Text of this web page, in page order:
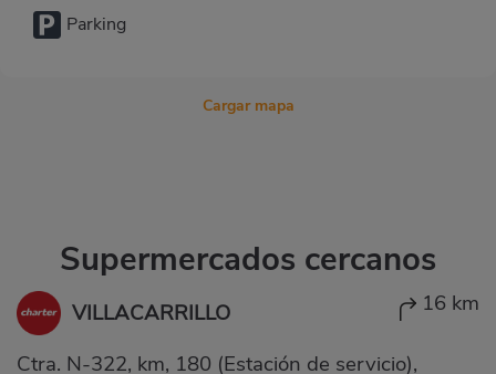
Parking
Cargar mapa
Supermercados cercanos
VILLACARRILLO 16 km
Ctra. N-322, km, 180 (Estación de servicio),